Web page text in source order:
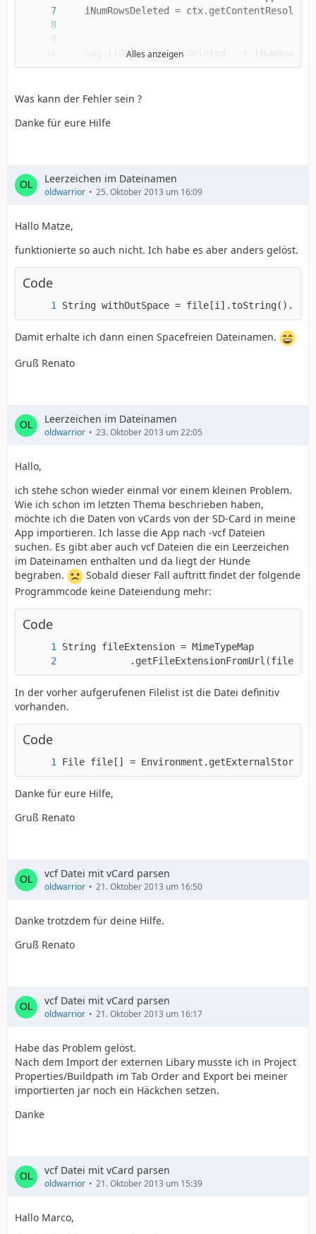
    }
Alles anzeigen
Was kann der Fehler sein ?
Danke für eure Hilfe
Leerzeichen im Dateinamen
oldwarrior 25. Oktober 2013 um 16:09
Hallo Matze,
funktionierte so auch nicht. Ich habe es aber anders gelöst.
Code
String withOutSpace =
Damit erhalte ich dann einen Spacefreien Dateinamen.
Gruß Renato
Leerzeichen im Dateinamen
oldwarrior 23. Oktober 2013 um 22:05
Hallo,
ich stehe schon wieder einmal vor einem kleinen Problem.
Wie ich schon im letzten Thema beschrieben haben,
möchte ich die Daten von vCards von der SD-Card in meine
App importieren. Ich lasse die App nach -vcf Dateien
suchen. Es gibt aber auch vcf Dateien die ein Leerzeichen
im Dateinamen enthalten und da liegt der Hunde
begraben.
Sobald dieser Fall auftritt findet der folgende
Programmcode keine Dateiendung mehr:
Code
In der vorher aufgerufenen Filelist ist die Datei definitiv
vorhanden.
Code
File file[] =
Danke für eure Hilfe,
Gruß Renato
vcf Datei mit vCard parsen
oldwarrior 21. Oktober 2013 um 16:50
Danke trotzdem für deine Hilfe.
Gruß Renato
vcf Datei mit vCard parsen
oldwarrior 21. Oktober 2013 um 16:17
Habe das Problem gelöst.
Nach dem Import der externen Libary musste ich in Project
Properties/Buildpath im Tab Order and Export bei meiner
importierten jar noch ein Häckchen setzen.
Danke
vcf Datei mit vCard parsen
oldwarrior 21. Oktober 2013 um 15:39
Hallo Marco,